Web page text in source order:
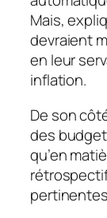
Mais,
devraient
en leur
inflation.
De son
des
qu’en
pertinentes